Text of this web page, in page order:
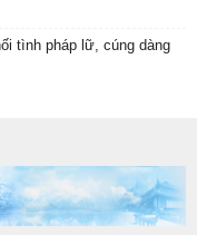
tình pháp lữ, cúng dàng